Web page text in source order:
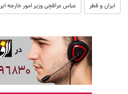
ایران و قطر عباس عراقچی وزیر امور خارجه